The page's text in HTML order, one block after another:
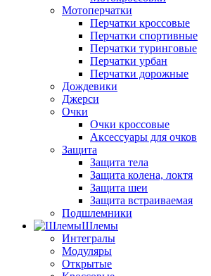
Мотоперчатки
Перчатки кроссовые
Перчатки спортивные
Перчатки туринговые
Перчатки урбан
Перчатки дорожные
Дождевики
Джерси
Очки
Очки кроссовые
Аксессуары для очков
Защита
Защита тела
Защита колена, локтя
Защита шеи
Защита встраиваемая
Подшлемники
Шлемы
Интегралы
Модуляры
Открытые